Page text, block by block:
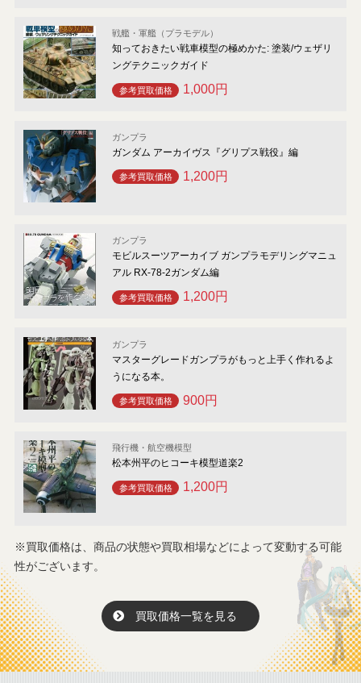
戦艦・軍艦（プラモデル）
知っておきたい戦車模型の極めかた: 塗装/ウェザリ
ングテクニックガイド
参考買取価格 1,000円
ガンプラ
ガンダム アーカイヴス『グリプス戦役』編
参考買取価格 1,200円
ガンプラ
モビルスーツアーカイブ ガンプラモデリングマニュ
アル RX-78-2ガンダム編
参考買取価格 1,200円
ガンプラ
マスターグレードガンプラがもっと上手く作れるよ
うになる本。
参考買取価格 900円
飛行機・航空機模型
松本州平のヒコーキ模型道楽2
参考買取価格 1,200円
※買取価格は、商品の状態や買取相場などによって変動する可能
性がございます。
買取価格一覧を見る